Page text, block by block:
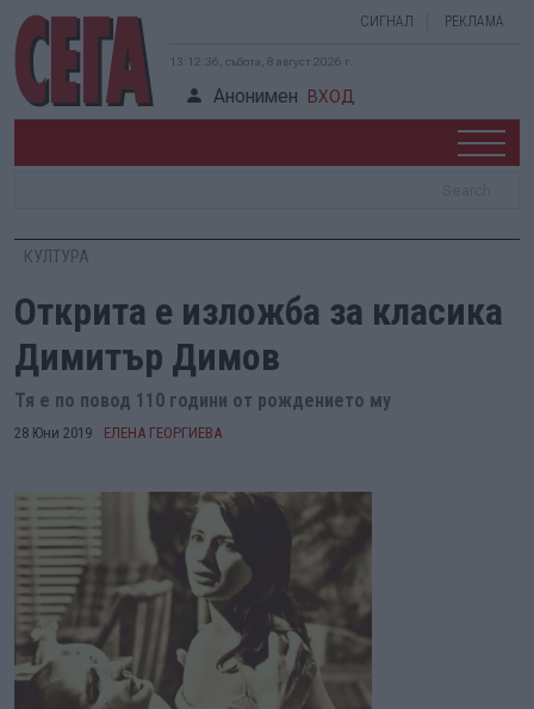
СИГНАЛ РЕКЛАМА
13:12:37, събота, 8 август 2026 г.
Анонимен ВХОД
КУЛТУРА
Открита е изложба за класика
Димитър Димов
Тя е по повод 110 години от рождението му
28 Юни 2019 ЕЛЕНА ГЕОРГИЕВА